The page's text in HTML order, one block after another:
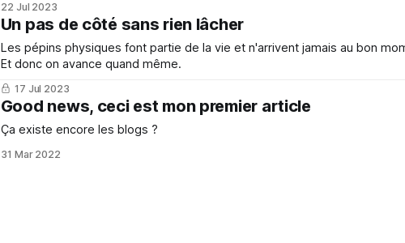
22 Jul 2023
Un pas de côté sans rien lâcher
Les pépins physiques font partie de la vie et n'arrivent jamais au bon
Et donc on avance quand même.
17 Jul 2023
Good news, ceci est mon premier article
Ça existe encore les blogs ?
31 Mar 2022